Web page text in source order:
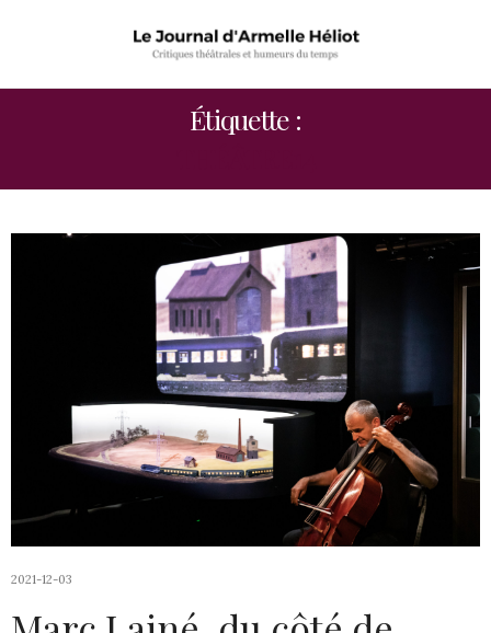
Étiquette :
2021-12-03